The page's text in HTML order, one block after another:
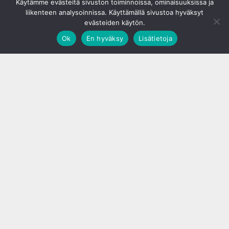
Käytämme evästeitä sivuston toiminnoissa, ominaisuuksissa ja
liikenteen analysoinnissa. Käyttämällä sivustoa hyväksyt
evästeiden käytön.
Ok
En hyväksy Lisätietoja